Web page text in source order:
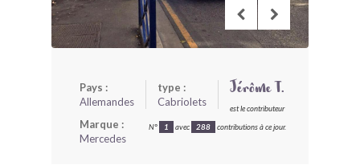
Pays :
Allemandes
type :
Cabriolets
Marque :
Mercedes
Jérôme T.
est le contributeur
N° 1 avec 288 contributions à ce jour.